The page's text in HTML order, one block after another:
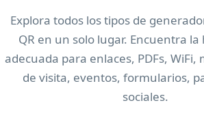
Explora todos los tipos de
QR en un solo lugar. Encuentra
adecuada para enlaces, PDFs,
de visita, eventos, formularios,
sociales.